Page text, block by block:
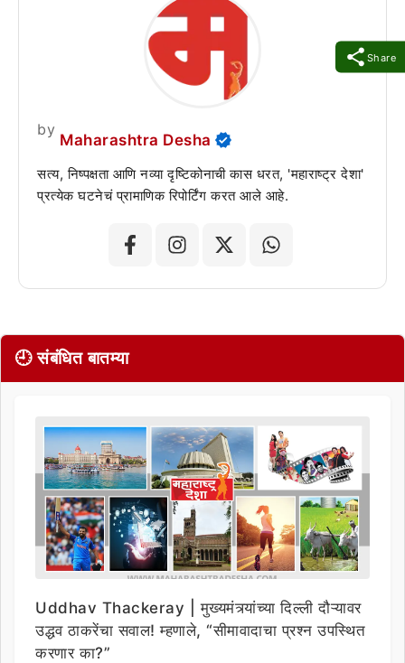
Share
by
Maharashtra Desha
सत्य, निष्पक्षता आणि नव्या दृष्टिकोनाची कास धरत, 'महाराष्ट्र देशा'
प्रत्येक घटनेचं प्रामाणिक रिपोर्टिंग करत आले आहे.
🕘 संबंधित बातम्या
Uddhav Thackeray | मुख्यमंत्र्यांच्या दिल्ली दौऱ्यावर
उद्धव ठाकरेंचा सवाल! म्हणाले, “सीमावादाचा प्रश्न उपस्थित
करणार का?”